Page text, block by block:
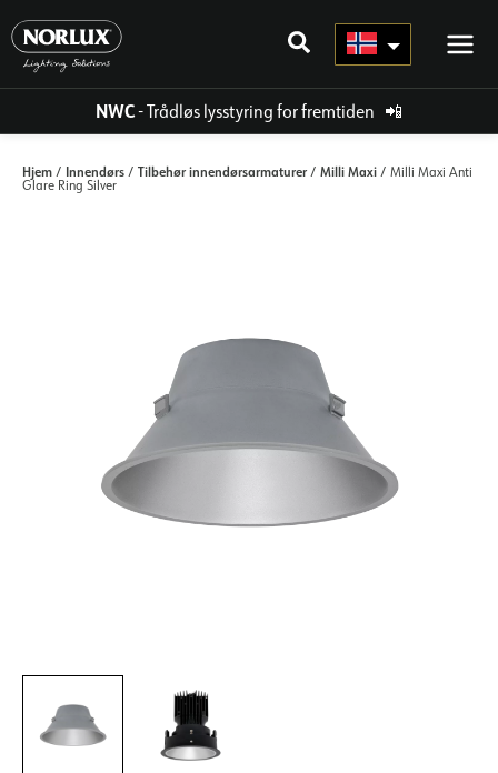
rett
innholdet
NWC- Trådløs lysstyring for fremtiden 📲
Hjem / Innendørs / Tilbehør innendørsarmaturer/ Milli Maxi / Milli Maxi Anti
Glare Ring Silver